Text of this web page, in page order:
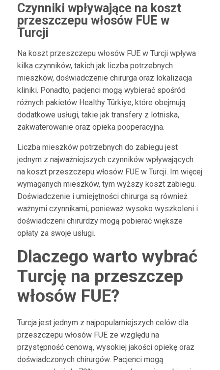
Czynniki wpływające na koszt
przeszczepu włosów FUE w
Turcji
Na koszt przeszczepu włosów FUE w Turcji wpływa
kilka czynników, takich jak liczba potrzebnych
mieszków, doświadczenie chirurga oraz lokalizacja
kliniki. Ponadto, pacjenci mogą wybierać spośród
różnych pakietów Healthy Türkiye, które obejmują
dodatkowe usługi, takie jak transfery z lotniska,
zakwaterowanie oraz opieka pooperacyjna.
Liczba mieszków potrzebnych do zabiegu jest
jednym z najważniejszych czynników wpływających
na koszt przeszczepu włosów FUE w Turcji. Im więcej
wymaganych mieszków, tym wyższy koszt zabiegu.
Doświadczenie i umiejętności chirurga są również
ważnymi czynnikami, ponieważ wysoko wyszkoleni i
doświadczeni chirurdzy mogą pobierać większe
opłaty za swoje usługi.
Dlaczego warto wybrać
Turcję na przeszczep
włosów FUE?
Turcja jest jednym z najpopularniejszych celów dla
przeszczepu włosów FUE ze względu na
przystępność cenową, wysokiej jakości opiekę oraz
doświadczonych chirurgów. Pacjenci mogą